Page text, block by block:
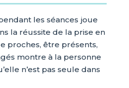
les séances joue
la réussite de la prise en
proches, être présents,
montre à la personne
n’est pas seule dans